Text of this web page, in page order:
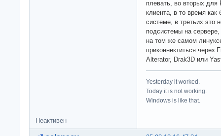
плевать, во вторых для
клиента, в то время как
системе, в третьих это
подсистемы на
на том же самом
приконнектиться через
Alterator, Drak3D или
Yesterday it worked.
Today it is not working.
Windows is like that.
Неактивен